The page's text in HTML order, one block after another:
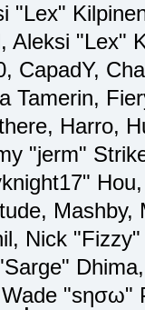
"Lex"
Aleksi "Lex"
CapadY,
Tamerin,
Harro,
"jerm"
Mashby,
Nick
"sησω"